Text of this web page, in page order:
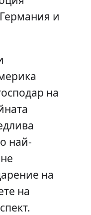
и
на
най-
на
на